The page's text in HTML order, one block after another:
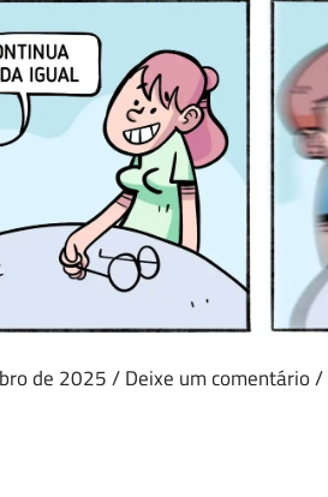
de 2025/Deixe um comentário/